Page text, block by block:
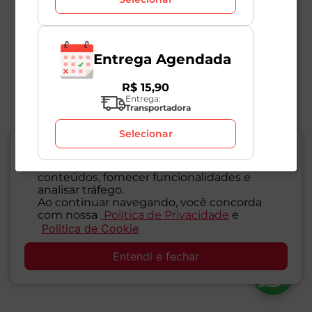
O Mambo Delivery utiliza cookies
Utilizamos cookies para personalizar
conteúdos, fornecer funcionalidades e
analisar tráfego.
Ao continuar navegando, você concorda
com nossa
Politica de Privacidade e
Politica de Cookie
Entendi e fechar
Entrega Agendada
R$ 15,90
Entrega:
Transportadora
Selecionar